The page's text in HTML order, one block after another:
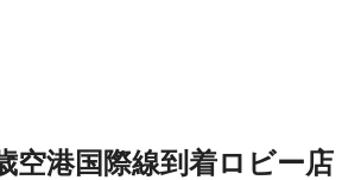
空港国際線到着ロビー店